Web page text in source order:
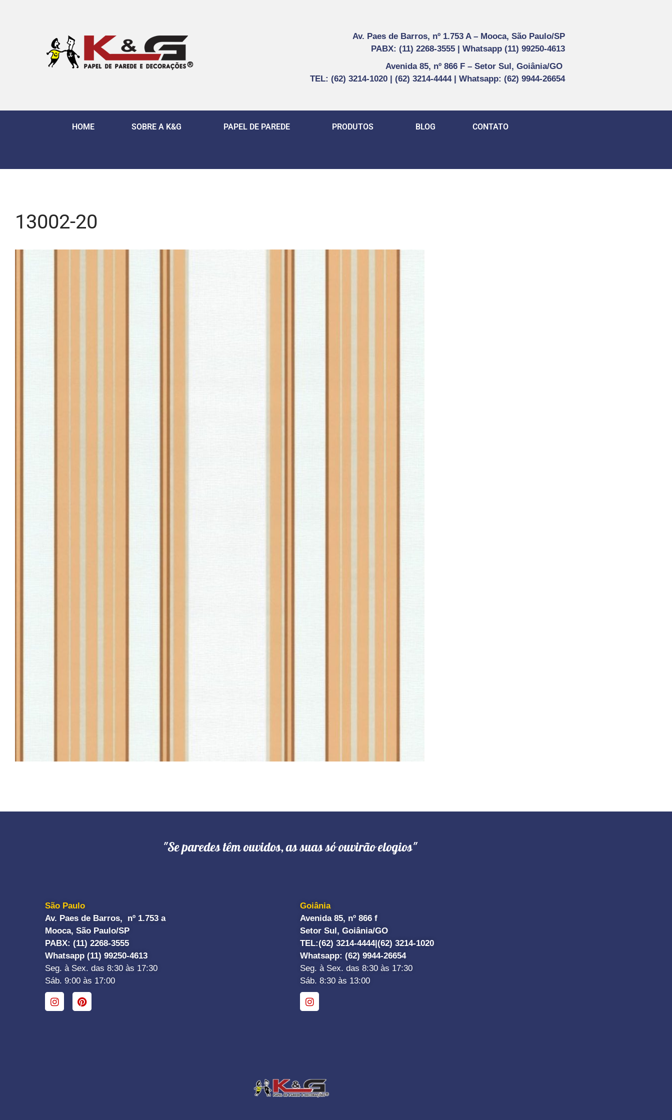
Av. Paes de Barros, nº 1.753 A – Mooca, São Paulo/SP
PABX: (11) 2268-3555 | Whatsapp (11) 99250-4613
Avenida 85, nº 866 F – Setor Sul, Goiânia/GO
TEL: (62) 3214-1020 | (62) 3214-4444 | Whatsapp: (62) 9944-26654
HOME SOBRE A K&G PAPEL DE PAREDE PRODUTOS BLOG CONTATO
13002-20
"Se paredes têm ouvidos, as suas só ouvirão elogios"
São Paulo
Av. Paes de Barros, nº 1.753 a
Mooca, São Paulo/SP
PABX: (11) 2268-3555
Whatsapp (11) 99250-4613
Seg. à Sex. das 8:30 às 17:30
Sáb. 9:00 às 17:00
Goiânia
Avenida 85, nº 866 f
Setor Sul, Goiânia/GO
TEL:(62) 3214-4444| (62) 3214-1020
Whatsapp: (62) 9944-26654
Seg. à Sex. das 8:30 às 17:30
Sáb. 8:30 às 13:00